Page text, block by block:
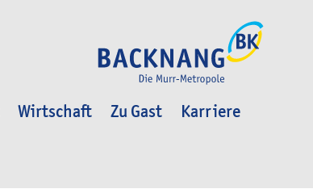
Wirtschaft Zu Gast
Karriere